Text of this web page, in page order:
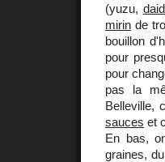
(yuzu,
mirin de
bouillon
pour
pour
pas la
Belleville,
sauces et
En bas,
graines,